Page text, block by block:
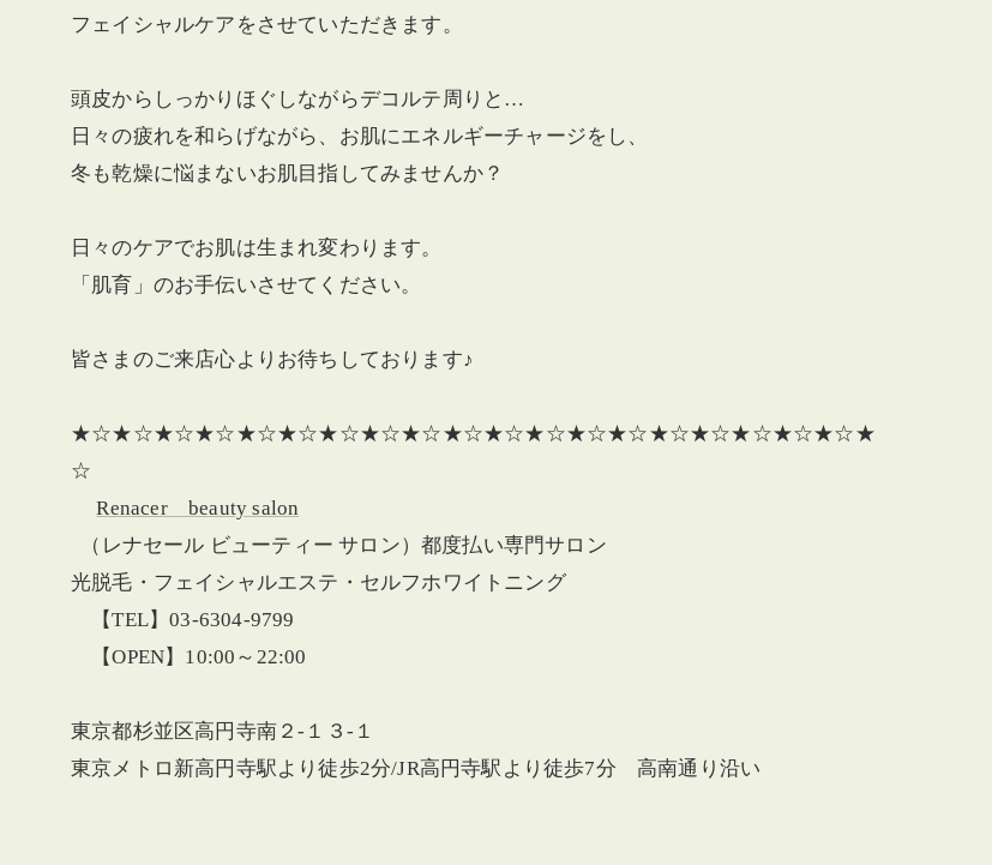
フェイシャルケアをさせていただきます。
頭皮からしっかりほぐしながらデコルテ周りと…
日々の疲れを和らげながら、お肌にエネルギーチャージをし、
冬も乾燥に悩まないお肌目指してみませんか？
日々のケアでお肌は生まれ変わります。
「肌育」のお手伝いさせてください。
皆さまのご来店心よりお待ちしております♪
★☆★☆★☆★☆★☆★☆★☆★☆★☆★☆★☆★☆★☆★☆★☆★☆★☆★☆★☆★
☆
Renacer beauty salon
（レナセール ビューティー サロン）都度払い専門サロン
光脱毛・フェイシャルエステ・セルフホワイトニング
【TEL】03‐6304‐9799
【OPEN】10:00～22:00
東京都杉並区高円寺南２‐１３‐１
東京メトロ新高円寺駅より徒歩2分/JR高円寺駅より徒歩7分 高南通り沿い